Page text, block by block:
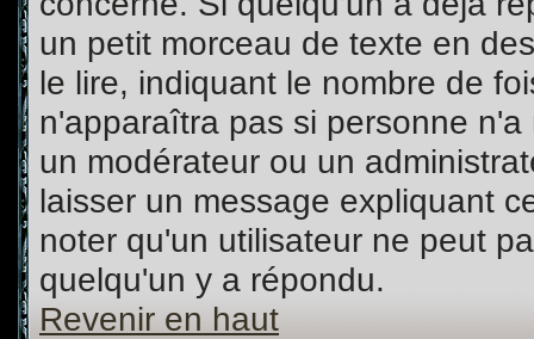
un petit morceau de texte en
le lire, indiquant le nombre de
n'apparaîtra pas si personne
un modérateur ou un
laisser un message expliquant
noter qu'un utilisateur ne peut
quelqu'un y a répondu.
Revenir en haut